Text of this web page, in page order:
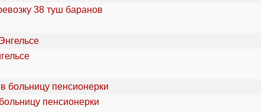
38 туш баранов
пенсионерки